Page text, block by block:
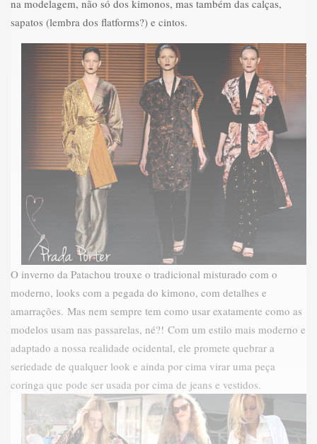
na modelagem, não só dos kimonos, mas também das calças,
sapatos (lembra dos flatforms?) e cintos.
O inverno da Patachou trouxe o tradicional misturado com o
moderno, looks com a pegada do kimono, com detalhes e
amarrações. Mas nem sempre tem como usar exatamente como as
modelos usam nas passarelas, né?! Com um estilo mais moderno e
adaptado a nossa realidade ocidental, ele promete quebrar a
seriedade de qualquer look e ainda por cima virar uma peça
coringa que pode ser usada por cima de jeans e vestidos.